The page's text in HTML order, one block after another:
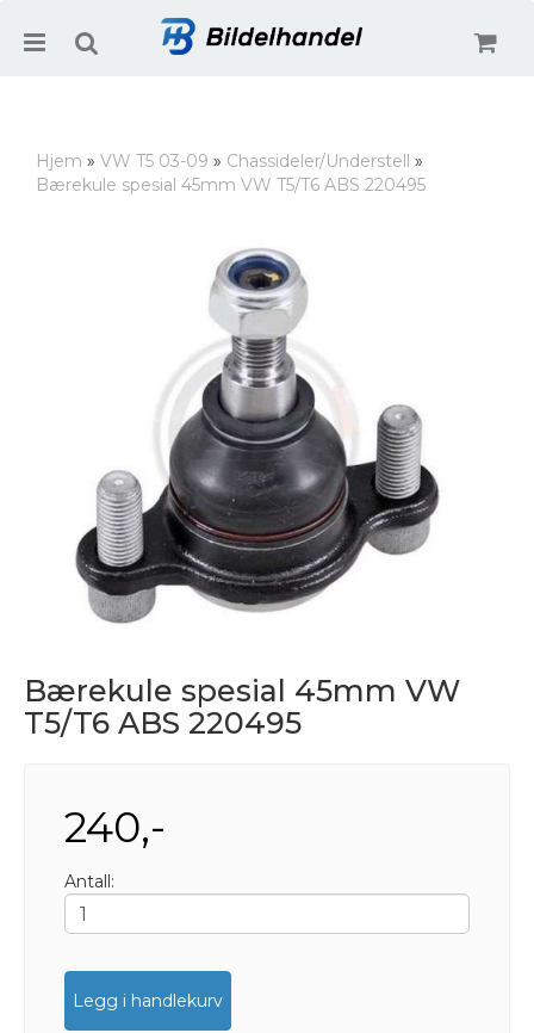
Hjem » VW T5 03-09 » Chassideler/Understell »
Bærekule spesial 45mm VW T5/T6 ABS 220495
Bærekule spesial 45mm VW
T5/T6 ABS 220495
240,-
Antall:
Legg i handlekurv